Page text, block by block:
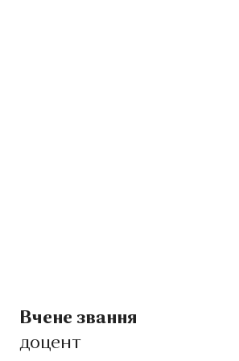
Вчене звання
доцент